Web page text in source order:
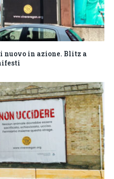
nuovo in azione. Blitz a